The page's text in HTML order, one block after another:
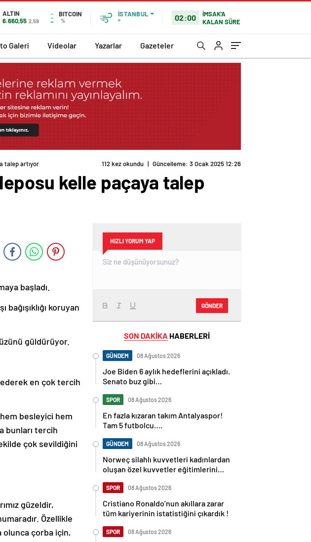
ALTIN
6.660,55 2,59
BITCOIN
%
İSTANBUL
°
02:00
İMSAK'A
KALAN SÜRE
Galeri Videolar Yazarlar Gazeteler
talep artıyor 112 kez okundu | Güncelleme: 3 Ocak 2025 12:26
kelle paçaya talep
başladı.
koruyan
güldürüyor.
en çok tercih
besleyici hem
bunları tercih
çok sevildiğini
güzeldir,
Özellikle
olunca çorba için,
HIZLI YORUM YAP
GÖNDER
SON DAKİKA HABERLERİ
GÜNDEM 08 Ağustos 2026
Joe Biden 6 aylık hedeflerini açıkladı.
Senato buz gibi…
SPOR 08 Ağustos 2026
En fazla kızaran takım Antalyaspor!
Tam 5 futbolcu….
GÜNDEM 08 Ağustos 2026
Norweç silahlı kuvvetleri kadınlardan
oluşan özel kuvvetler eğitimlerini
SPOR 08 Ağustos 2026
Cristiano Ronaldo’nun akıllara zarar
tüm kariyerinin istatistiğini çıkardık !
SPOR 08 Ağustos 2026